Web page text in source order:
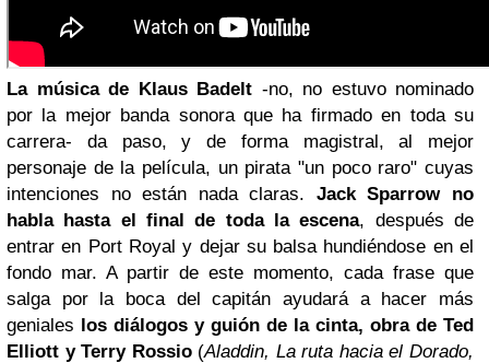
La música de Klaus Badelt -no, no estuvo nominado
por la mejor banda sonora que ha firmado en toda su
carrera- da paso, y de forma magistral, al mejor
personaje de la película, un pirata "un poco raro" cuyas
intenciones no están nada claras. Jack Sparrowno
habla hasta el final de toda la escena, después de
entrar en Port Royal y dejar su balsa hundiéndose en el
fondo mar. A partir de este momento, cada frase que
salga por la boca del capitán ayudará a hacer más
geniales los diálogos y guión de la cinta, obra de Ted
Elliott y Terry Rossio (Aladdin, La ruta hacia el Dorado,